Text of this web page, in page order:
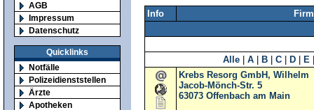
AGB
Impressum
Datenschutz
Quicklinks
Notfälle
Polizeidienststellen
Ärzte
Apotheken
Info
Alle A B C D E
Krebs Resorg GmbH, Wilhelm
Jacob-Mönch-Str. 5
63073 Offenbach am Main